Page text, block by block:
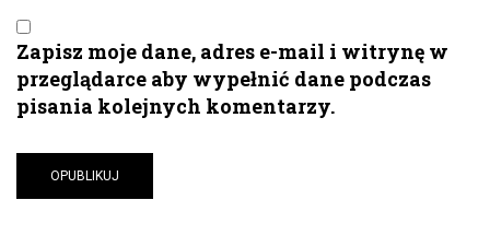
Zapisz moje dane, adres e-mail i witrynę w
przeglądarce aby wypełnić dane podczas
pisania kolejnych komentarzy.